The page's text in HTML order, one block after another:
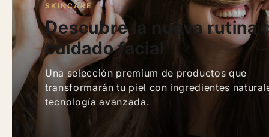
SKINCARE
Descubre la nueva rutina
cuidado facial
Una selección premium de productos que
transformarán tu piel con ingredientes
tecnología avanzada.